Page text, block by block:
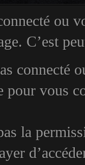
ou
C’est
connecté
pour vous
la